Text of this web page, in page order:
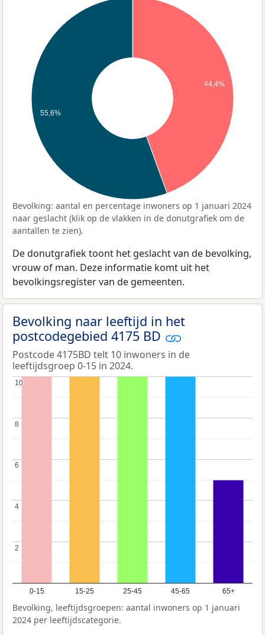
44,4%
55,6%
Bevolking: aantal en percentage inwoners op 1 januari 2024
naar geslacht (klik op de vlakken in de donutgrafiek om de
aantallen te zien).
De donutgrafiek toont het geslacht van de bevolking,
vrouw of man. Deze informatie komt uit het
bevolkingsregister van de gemeenten.
Bevolking naar leeftijd in het
postcodegebied 4175 BD
Postcode 4175BD telt 10 inwoners in de
leeftijdsgroep 0-15 in 2024.
0-15 15-25 25-45 45-65 65+
2
2
4
4
6
6
8
8
10
10
Bevolking, leeftijdsgroepen: aantal inwoners op 1 januari
2024 per leeftijdscategorie.